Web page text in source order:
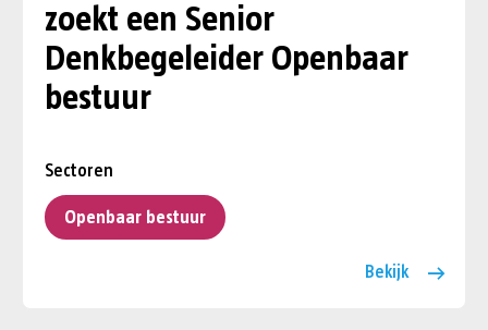
zoekt een Senior
Denkbegeleider Openbaar
bestuur
Sectoren
Openbaar bestuur
Bekijk